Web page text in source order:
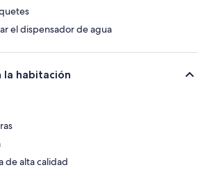
el dispensador de agua
la habitación
de alta calidad